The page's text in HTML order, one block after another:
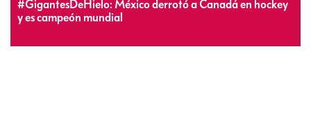
#GigantesDeHielo: México derrotó a Canadá en hockey
y es campeón mundial